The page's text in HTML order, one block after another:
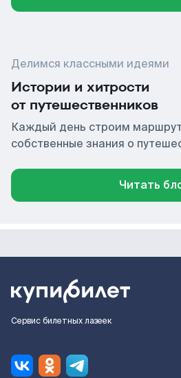
Делимся классными идеями
Истории и хитрости
от путешественников
Каждый день строим
собственные знания о
Читать
Сервис билетных лазеек